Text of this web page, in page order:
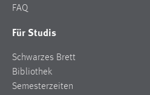
FAQ
Für Studis
Schwarzes Brett
Bibliothek
Semesterzeiten
EXTERNE MEDIEN
Um Inhalte von
Plattformen anzeigen zu